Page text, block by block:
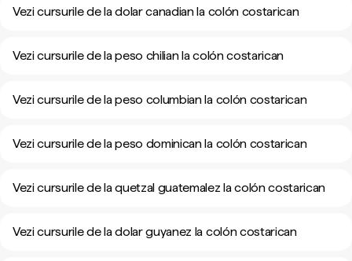
Vezi cursurile de la dolar canadian la colón costarican
Vezi cursurile de la peso chilian la colón costarican
Vezi cursurile de la peso columbian la colón costarican
Vezi cursurile de la peso dominican la colón costarican
Vezi cursurile de la quetzal guatemalez la colón costarican
Vezi cursurile de la dolar guyanez la colón costarican